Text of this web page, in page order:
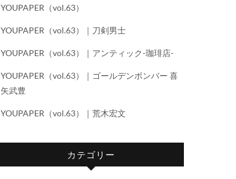
YOUPAPER（vol.63）
YOUPAPER（vol.63）｜刀剣男士
YOUPAPER（vol.63）｜アンティック-珈琲店-
YOUPAPER（vol.63）｜ゴールデンボンバー 喜
矢武豊
YOUPAPER（vol.63）｜荒木宏文
カテゴリー